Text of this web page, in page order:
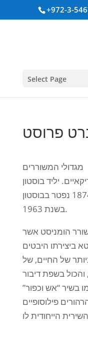
+972-3-
Select Page
פרוסט
מגדולי המשוררים
יליד בוסטון
1874 נפטר בבוסטון
בשנת 1963.
הומניסט אשר
ביצירתו היבטים
של החיים, של
בשפת דיבור
בשיר “אש וכפור”
פילוסופיים